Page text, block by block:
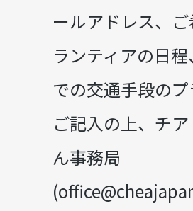
ールアドレス、
ランティアの日
での交通手段の
ご記入の上、チ
ん事務局